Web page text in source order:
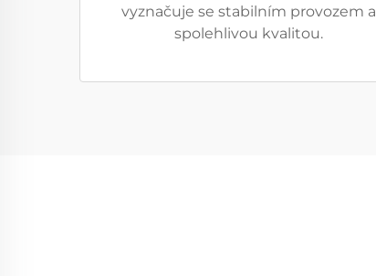
vyznačuje se stabilním provozem a
spolehlivou kvalitou.